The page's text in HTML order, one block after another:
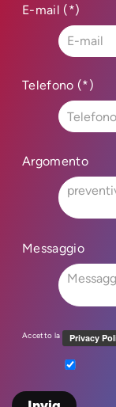
E-mail (*)
Telefono (*)
Argomento
Messaggio
Accetto la